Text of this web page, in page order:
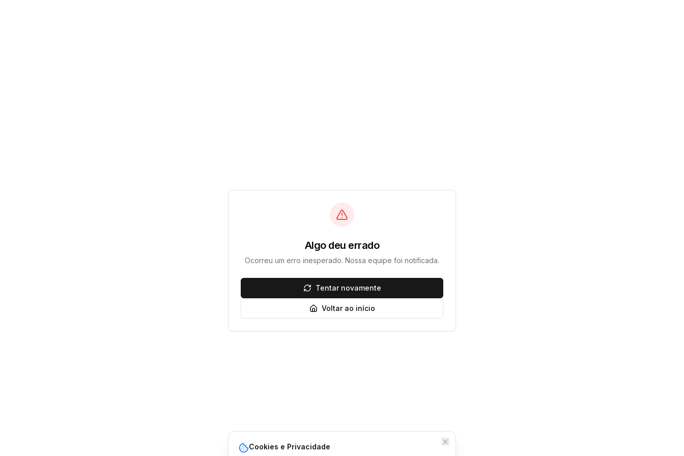
Algo deu errado
Ocorreu um erro inesperado. Nossa equipe foi notificada.
Tentar novamente
Voltar ao início
Cookies e Privacidade